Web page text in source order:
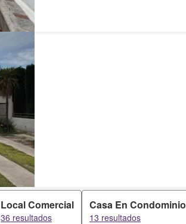
Local Comercial
36 resultados
Casa En Condominio
13 resultados